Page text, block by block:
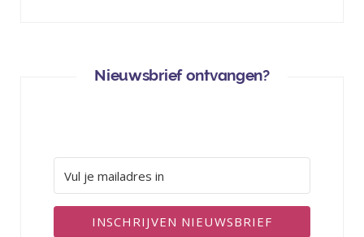
Nieuwsbrief ontvangen?
INSCHRIJVEN NIEUWSBRIEF